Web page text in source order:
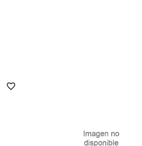
favorite_border